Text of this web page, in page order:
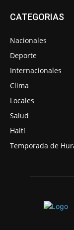
CATEGORIAS
Nacionales
Deporte
Internacionales
Clima
Locales
Salud
Haití
Temporada de